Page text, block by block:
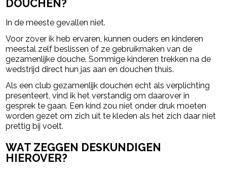
DOUCHEN?
In de meeste gevallen niet.
Voor zover ik heb ervaren, kunnen ouders en kinderen
meestal zelf beslissen of ze gebruikmaken van de
gezamenlijke douche. Sommige kinderen trekken na de
wedstrijd direct hun jas aan en douchen thuis.
Als een club gezamenlijk douchen echt als verplichting
presenteert, vind ik het verstandig om daarover in
gesprek te gaan. Een kind zou niet onder druk moeten
worden gezet om zich uit te kleden als het zich daar niet
prettig bij voelt.
WAT ZEGGEN DESKUNDIGEN
HIEROVER?